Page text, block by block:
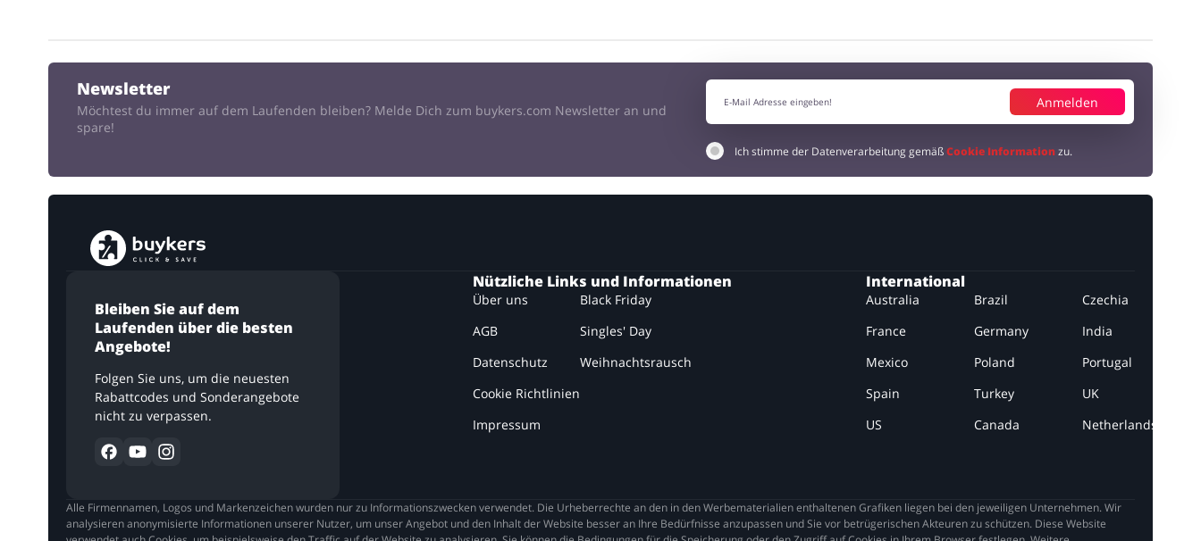
Newsletter
Möchtest du immer auf dem Laufenden bleiben? Melde Dich zum buykers.com Newsletter an und
spare!
Anmelden
Ich stimme der Datenverarbeitung gemäßCookie Informationzu.
Bleiben Sie auf dem
Laufenden über die besten
Angebote!
Folgen Sie uns, um die neuesten
Rabattcodes und Sonderangebote
nicht zu verpassen.
Nützliche Links und Informationen
Über uns
AGB
Datenschutz
Cookie Richtlinien
Impressum
Black Friday
Singles' Day
Weihnachtsrausch
International
Australia Brazil
Czechia
France
Germany
India
Mexico
Poland
Portugal
Spain
Turkey
UK
US
Canada Netherlands
Alle Firmennamen, Logos und Markenzeichen wurden nur zu Informationszwecken verwendet. Die Urheberrechte an den in den Werbematerialien enthaltenen Grafiken liegen bei den jeweiligen Unternehmen. Wir
analysieren anonymisierte Informationen unserer Nutzer, um unser Angebot und den Inhalt der Website besser an Ihre Bedürfnisse anzupassen und Sie vor betrügerischen Akteuren zu schützen. Diese Website